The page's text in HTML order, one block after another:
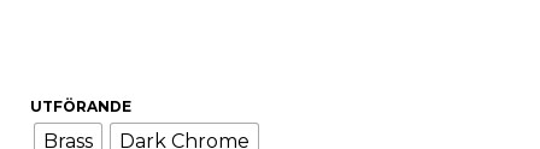
UTFÖRANDE
Brass Dark Chrome